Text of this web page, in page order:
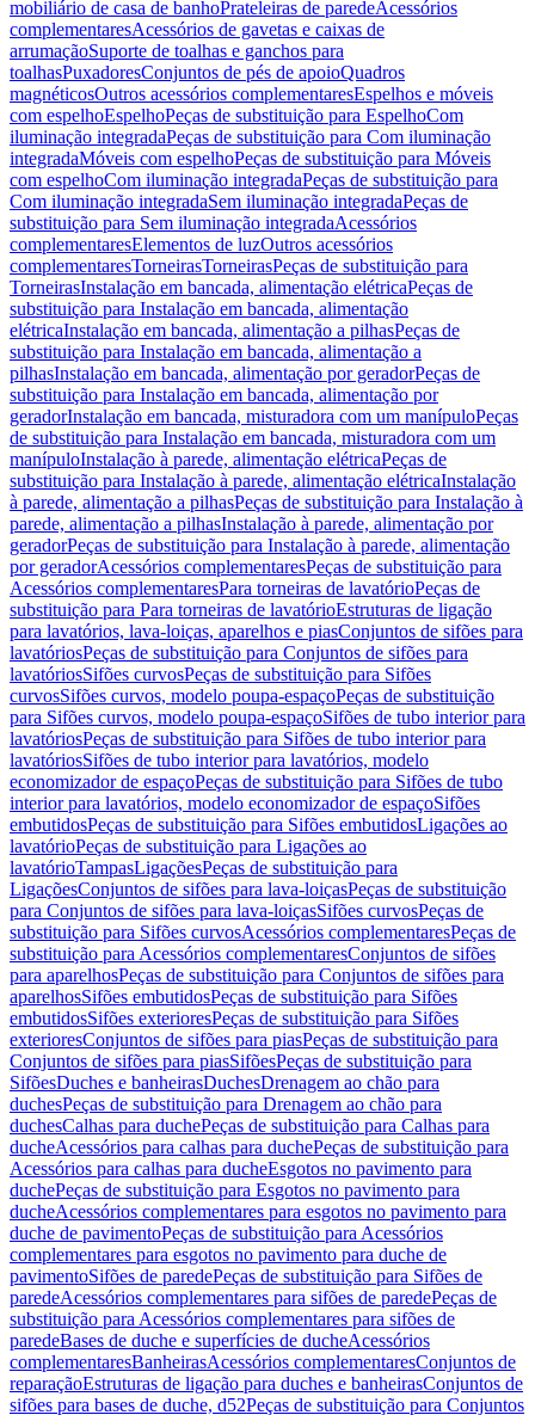
mobiliário de casa de banhoPrateleiras de paredeAcessórios
complementaresAcessórios de gavetas e caixas de
arrumaçãoSuporte de toalhas e ganchos para
toalhasPuxadoresConjuntos de pés de apoioQuadros
magnéticosOutros acessórios complementaresEspelhos e móveis
com espelhoEspelhoPeças de substituição para EspelhoCom
iluminação integradaPeças de substituição para Com iluminação
integradaMóveis com espelhoPeças de substituição para Móveis
com espelhoCom iluminação integradaPeças de substituição para
Com iluminação integradaSem iluminação integradaPeças de
substituição para Sem iluminação integradaAcessórios
complementaresElementos de luzOutros acessórios
complementaresTorneirasTorneirasPeças de substituição para
TorneirasInstalação em bancada, alimentação elétricaPeças de
substituição para Instalação em bancada, alimentação
elétricaInstalação em bancada, alimentação a pilhasPeças de
substituição para Instalação em bancada, alimentação a
pilhasInstalação em bancada, alimentação por geradorPeças de
substituição para Instalação em bancada, alimentação por
geradorInstalação em bancada, misturadora com um manípuloPeças
de substituição para Instalação em bancada, misturadora com um
manípuloInstalação à parede, alimentação elétricaPeças de
substituição para Instalação à parede, alimentação elétricaInstalação
à parede, alimentação a pilhasPeças de substituição para Instalação à
parede, alimentação a pilhasInstalação à parede, alimentação por
geradorPeças de substituição para Instalação à parede, alimentação
por geradorAcessórios complementaresPeças de substituição para
Acessórios complementaresPara torneiras de lavatórioPeças de
substituição para Para torneiras de lavatórioEstruturas de ligação
para lavatórios, lava-loiças, aparelhos e piasConjuntos de sifões para
lavatóriosPeças de substituição para Conjuntos de sifões para
lavatóriosSifões curvosPeças de substituição para Sifões
curvosSifões curvos, modelo poupa-espaçoPeças de substituição
para Sifões curvos, modelo poupa-espaçoSifões de tubo interior para
lavatóriosPeças de substituição para Sifões de tubo interior para
lavatóriosSifões de tubo interior para lavatórios, modelo
economizador de espaçoPeças de substituição para Sifões de tubo
interior para lavatórios, modelo economizador de espaçoSifões
embutidosPeças de substituição para Sifões embutidosLigações ao
lavatórioPeças de substituição para Ligações ao
lavatórioTampasLigaçõesPeças de substituição para
LigaçõesConjuntos de sifões para lava-loiçasPeças de substituição
para Conjuntos de sifões para lava-loiçasSifões curvosPeças de
substituição para Sifões curvosAcessórios complementaresPeças de
substituição para Acessórios complementaresConjuntos de sifões
para aparelhosPeças de substituição para Conjuntos de sifões para
aparelhosSifões embutidosPeças de substituição para Sifões
embutidosSifões exterioresPeças de substituição para Sifões
exterioresConjuntos de sifões para piasPeças de substituição para
Conjuntos de sifões para piasSifõesPeças de substituição para
SifõesDuches e banheirasDuchesDrenagem ao chão para
duchesPeças de substituição para Drenagem ao chão para
duchesCalhas para duchePeças de substituição para Calhas para
ducheAcessórios para calhas para duchePeças de substituição para
Acessórios para calhas para ducheEsgotos no pavimento para
duchePeças de substituição para Esgotos no pavimento para
ducheAcessórios complementares para esgotos no pavimento para
duche de pavimentoPeças de substituição para Acessórios
complementares para esgotos no pavimento para duche de
pavimentoSifões de paredePeças de substituição para Sifões de
paredeAcessórios complementares para sifões de paredePeças de
substituição para Acessórios complementares para sifões de
paredeBases de duche e superfícies de ducheAcessórios
complementaresBanheirasAcessórios complementaresConjuntos de
reparaçãoEstruturas de ligação para duches e banheirasConjuntos de
sifões para bases de duche, d52Peças de substituição para Conjuntos